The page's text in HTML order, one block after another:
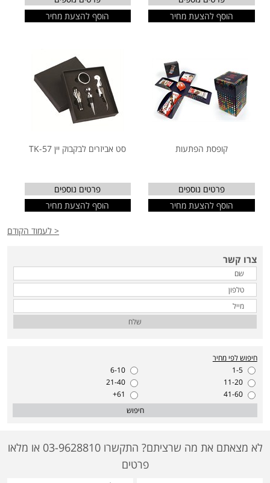
הוסף להצעת מחיר
הוסף להצעת מחיר
קופסת הפתעות
פרטים נוספים
הוסף להצעת מחיר
סט אביזרים לבקבוק יין TK-57
פרטים נוספים
הוסף להצעת מחיר
< לעמוד הקודם
צרו קשר
שלח
חיפוש לפי מחיר
1-5
6-10
11-20
21-40
41-60
61+
חיפוש
לא מצאתם את מה שרציתם? התקשרו 03-9628810 או מלאו
פרטים